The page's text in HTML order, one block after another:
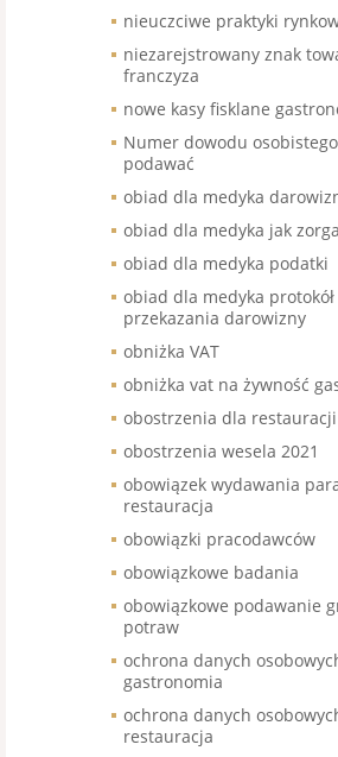
nieuczciwe praktyki
niezarejstrowany znak
franczyza
nowe kasy fisklane
Numer dowodu
podawać
obiad dla medyka
obiad dla medyka jak
obiad dla medyka podatki
obiad dla medyka protokół
przekazania darowizny
obniżka VAT
obniżka vat na żywność
obostrzenia dla restauracji
obostrzenia wesela 2021
obowiązek wydawania
restauracja
obowiązki pracodawców
obowiązkowe badania
obowiązkowe podawanie
potraw
ochrona danych
gastronomia
ochrona danych
restauracja